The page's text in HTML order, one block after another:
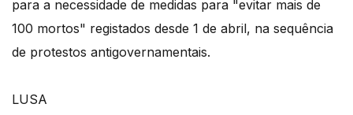
para a necessidade de medidas para "evitar mais de
100 mortos" registados desde 1 de abril, na sequência
de protestos antigovernamentais.
LUSA